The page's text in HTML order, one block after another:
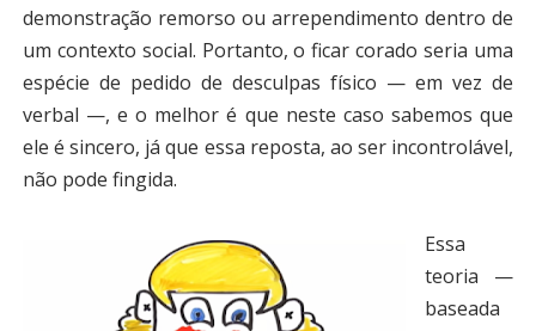
demonstração remorso ou arrependimento dentro de
um contexto social. Portanto, o ficar corado seria uma
espécie de pedido de desculpas físico — em vez de
verbal —, e o melhor é que neste caso sabemos que
ele é sincero, já que essa reposta, ao ser incontrolável,
não pode fingida.
Essa
teoria —
baseada